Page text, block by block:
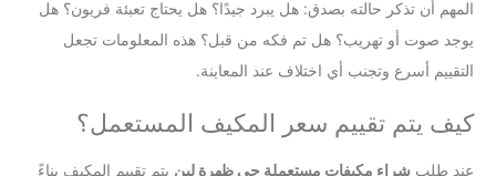
المهم أن تذكر حالته بصدق: هل يبرد جيدًا؟ هل يحتاج تعبئة فريون؟ هل
يوجد صوت أو تهريب؟ هل تم فكه من قبل؟ هذه المعلومات تجعل
التقييم أسرع وتجنب أي اختلاف عند المعاينة.
كيف يتم تقييم سعر المكيف المستعمل؟
عند طلب شراء مكيفات مستعملة حي ظهرة لبن يتم تقييم المكيف بناءً